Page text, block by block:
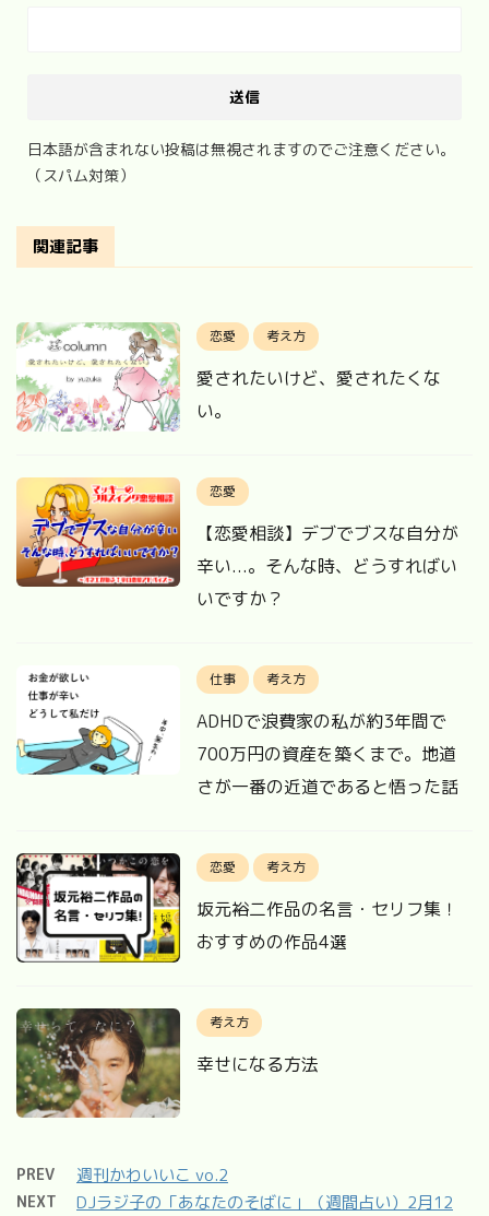
日本語が含まれない投稿は無視されますのでご注意ください。
（スパム対策）
関連記事
恋愛 考え方
愛されたいけど、愛されたくな
い。
恋愛
【恋愛相談】デブでブスな自分が
辛い...。そんな時、どうすればい
いですか？
仕事 考え方
ADHDで浪費家の私が約3年間で
700万円の資産を築くまで。地道
さが一番の近道であると悟った話
恋愛 考え方
坂元裕二作品の名言・セリフ集！
おすすめの作品4選
考え方
幸せになる方法
PREV 週刊かわいいこ vo.2
NEXT
DJラジ子の「あなたのそばに」（週間占い）2月12